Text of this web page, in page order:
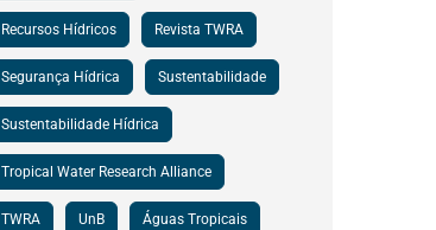
Recursos Hídricos Revista TWRA
Segurança Hídrica Sustentabilidade
Sustentabilidade Hídrica
Tropical Water Research Alliance
TWRA UnB Águas Tropicais